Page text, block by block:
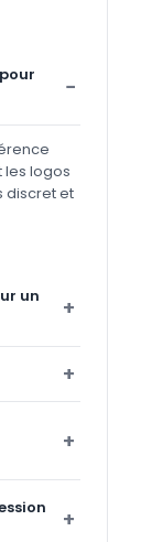
les logos
discret et
un